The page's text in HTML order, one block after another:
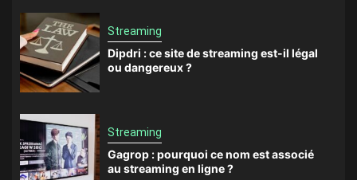
Streaming
Dipdri : ce site de streaming est-il légal
ou dangereux ?
Streaming
Gagrop : pourquoi ce nom est associé
au streaming en ligne ?